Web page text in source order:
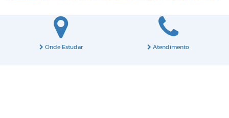
Onde Estudar Atendimento